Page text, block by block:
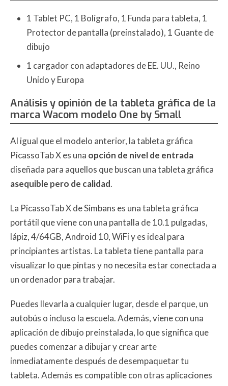
1 Tablet PC, 1 Bolígrafo, 1 Funda para tableta, 1
Protector de pantalla (preinstalado), 1 Guante de
dibujo
1 cargador con adaptadores de EE. UU., Reino
Unido y Europa
Análisis y opinión de la tableta gráfica de la
marca Wacom modelo One by Small
Al igual que el modelo anterior, la tableta gráfica
PicassoTab X es una opción de nivel de entrada
diseñada para aquellos que buscan una tableta gráfica
asequible pero de calidad.
La PicassoTab X de Simbans es una tableta gráfica
portátil que viene con una pantalla de 10.1 pulgadas,
lápiz, 4/64GB, Android 10, WiFi y es ideal para
principiantes artistas. La tableta tiene pantalla para
visualizar lo que pintas y no necesita estar conectada a
un ordenador para trabajar.
Puedes llevarla a cualquier lugar, desde el parque, un
autobús o incluso la escuela. Además, viene con una
aplicación de dibujo preinstalada, lo que significa que
puedes comenzar a dibujar y crear arte
inmediatamente después de desempaquetar tu
tableta. Además es compatible con otras aplicaciones